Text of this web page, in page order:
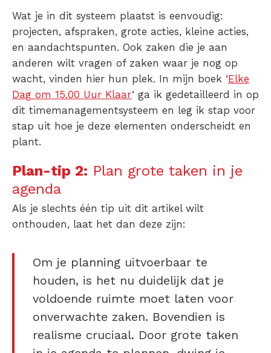
Wat je in dit systeem plaatst is eenvoudig:
projecten, afspraken, grote acties, kleine acties,
en aandachtspunten. Ook zaken die je aan
anderen wilt vragen of zaken waar je nog op
wacht, vinden hier hun plek. In mijn boek ‘Elke
Dag om 15.00 Uur Klaar‘ ga ik gedetailleerd in op
dit timemanagementsysteem en leg ik stap voor
stap uit hoe je deze elementen onderscheidt en
plant.
Plan-tip 2: Plan grote taken in je
agenda
Als je slechts één tip uit dit artikel wilt
onthouden, laat het dan deze zijn:
Om je planning uitvoerbaar te
houden, is het nu duidelijk dat je
voldoende ruimte moet laten voor
onverwachte zaken. Bovendien is
realisme cruciaal. Door grote taken